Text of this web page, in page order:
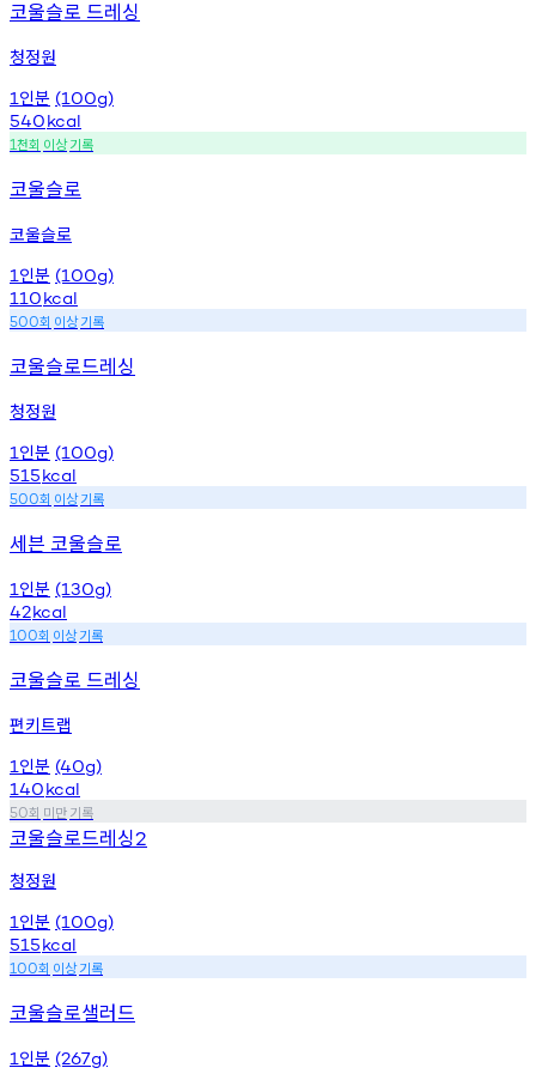
코울슬로 드레싱
청정원
1 인분 (100g)
540kcal
1천회 이상기록
코울슬로
코울슬로
1 인분 (100g)
110kcal
500회 이상기록
코울슬로드레싱
청정원
1 인분 (100g)
515kcal
500회 이상기록
세븐 코울슬로
1 인분 (130g)
42kcal
100회 이상기록
코울슬로 드레싱
편키트랩
1 인분 (40g)
140kcal
50회 미만기록
코울슬로드레싱2
청정원
1 인분 (100g)
515kcal
100회 이상기록
코울슬로샐러드
1 인분 (267g)